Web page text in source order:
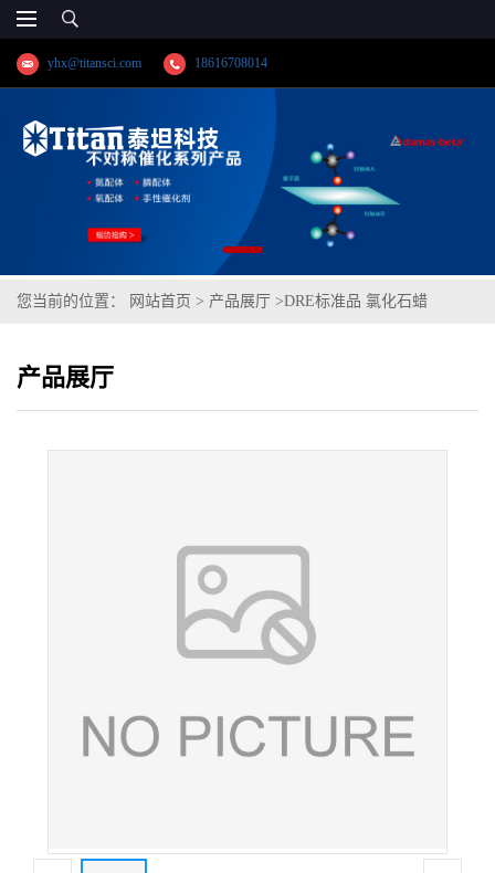
yhx@titansci.com 18616708014
您当前的位置： 网站首页 > 产品展厅 >DRE标准品 氯化石蜡
产品展厅